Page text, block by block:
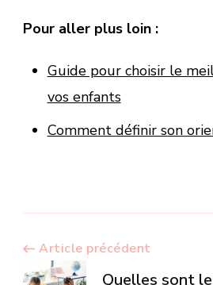
Pour aller plus loin :
Guide pour choisir le
vos enfants
Comment définir son
Article précédent
Quelles sont